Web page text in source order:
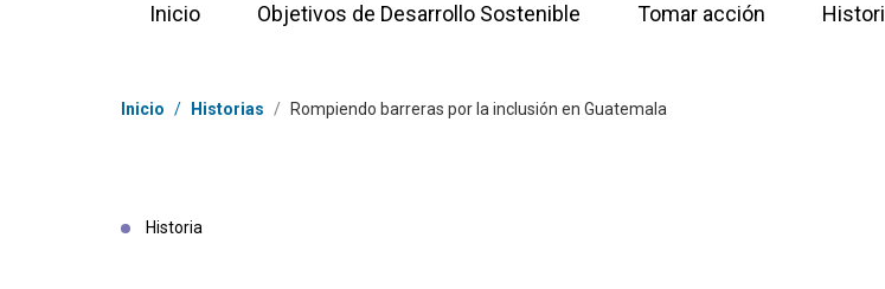
Inicio Objetivos de Desarrollo Sostenible Tomar acción
Coordenadas dentro de la ruta de navegación
Inicio / Historias / Rompiendo barreras por la inclusión en Guatemala
Historia